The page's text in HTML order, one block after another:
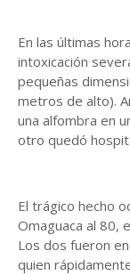
En las últimas
intoxicación
pequeñas
metros de alto).
una alfombra en
otro quedó
El trágico hecho
Omaguaca al 80,
Los dos fueron
quien